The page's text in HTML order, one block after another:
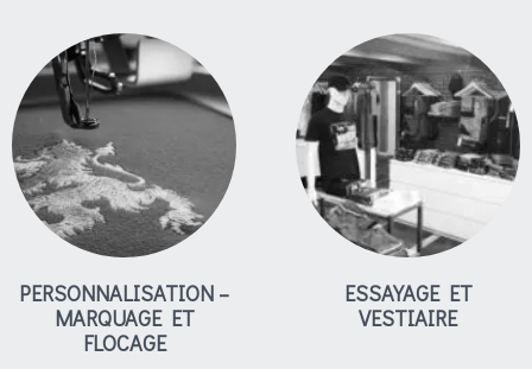
PERSONNALISATION –
MARQUAGE ET
FLOCAGE
ESSAYAGE ET
VESTIAIRE